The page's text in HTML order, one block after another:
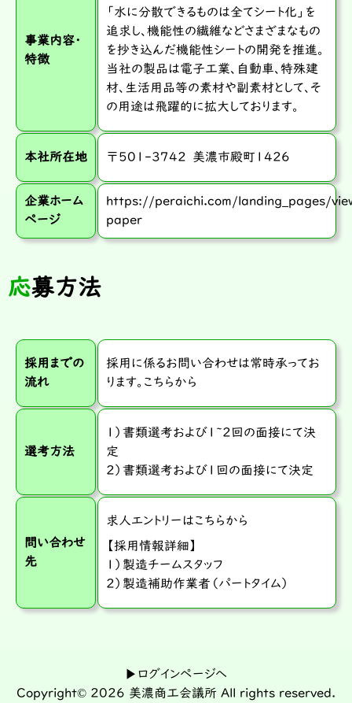
事業内容・
特徴
「水に分散できるものは全てシート化」を
追求し、機能性の繊維などさまざまなもの
を抄き込んだ機能性シートの開発を推進。
当社の製品は電子工業、自動車、特殊建
材、生活用品等の素材や副素材として、そ
の用途は飛躍的に拡大しております。
本社所在地 〒501-3742 美濃市殿町1426
企業ホーム
ページ
https://peraichi.com/landing_pages/
paper
応募方法
採用までの
流れ
採用に係るお問い合わせは常時承ってお
ります。 こちらから
選考方法
１）書類選考および1~2回の面接にて決
定
２）書類選考および1回の面接にて決定
問い合わせ
先
求人エントリーはこちらから
【採用情報詳細】
１） 製造チームスタッフ
２） 製造補助作業者（パートタイム）
▶ ログインページへ
Copyright© 2026 美濃商工会議所 All rights reserved.